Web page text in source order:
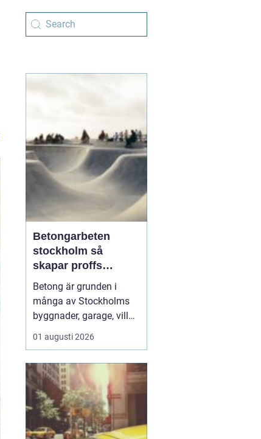
Betongarbeten
stockholm så
skapar proffs
hållbara
konstruktioner
Betong är grunden i
många av Stockholms
byggnader, garage, villor
och industrifastigheter.
När man pratar om
Stockholm handlar det
både om stabila grunder,
välgjutna stommar och
snygga ytor som håller
länge. För den som
01 augusti 2026